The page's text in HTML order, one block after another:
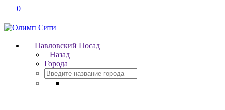
0
Павловский Посад
Назад
Города